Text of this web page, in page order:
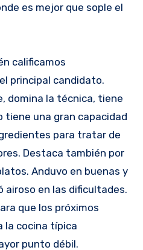
es mejor que sople el
calificamos
principal candidato.
domina la técnica, tiene
tiene una gran capacidad
para tratar de
Destaca también por
Anduvo en buenas y
airoso en las dificultades.
que los próximos
la cocina típica
punto débil.